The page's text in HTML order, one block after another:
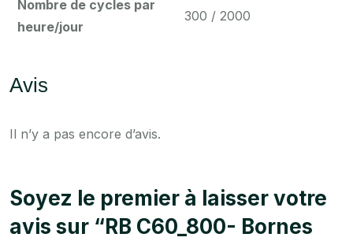
Nombre de cycles par
heure/jour
300 / 2000
Avis
Il n’y a pas encore d’avis.
Soyez le premier à laisser votre
avis sur “RB C60_800- Bornes